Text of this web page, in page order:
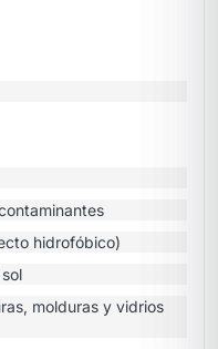
hidrofóbico)
molduras y vidrios